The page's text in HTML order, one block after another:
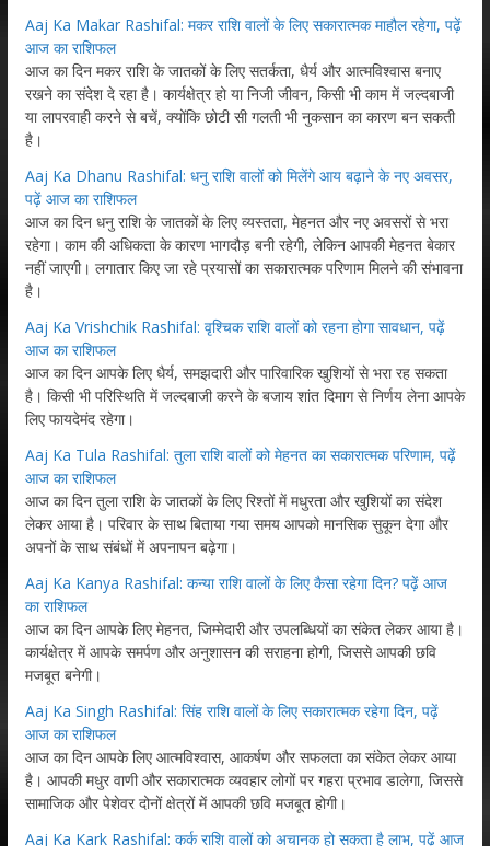
Aaj Ka Makar Rashifal: मकर राशि वालों के लिए सकारात्मक माहौल रहेगा, पढ़ें
आज का राशिफल
आज का दिन मकर राशि के जातकों के लिए सतर्कता, धैर्य और आत्मविश्वास बनाए
रखने का संदेश दे रहा है। कार्यक्षेत्र हो या निजी जीवन, किसी भी काम में जल्दबाजी
या लापरवाही करने से बचें, क्योंकि छोटी सी गलती भी नुकसान का कारण बन सकती
है।
Aaj Ka Dhanu Rashifal: धनु राशि वालों को मिलेंगे आय बढ़ाने के नए अवसर,
पढ़ें आज का राशिफल
आज का दिन धनु राशि के जातकों के लिए व्यस्तता, मेहनत और नए अवसरों से भरा
रहेगा। काम की अधिकता के कारण भागदौड़ बनी रहेगी, लेकिन आपकी मेहनत बेकार
नहीं जाएगी। लगातार किए जा रहे प्रयासों का सकारात्मक परिणाम मिलने की संभावना
है।
Aaj Ka Vrishchik Rashifal: वृश्चिक राशि वालों को रहना होगा सावधान, पढ़ें
आज का राशिफल
आज का दिन आपके लिए धैर्य, समझदारी और पारिवारिक खुशियों से भरा रह सकता
है। किसी भी परिस्थिति में जल्दबाजी करने के बजाय शांत दिमाग से निर्णय लेना आपके
लिए फायदेमंद रहेगा।
Aaj Ka Tula Rashifal: तुला राशि वालों को मेहनत का सकारात्मक परिणाम, पढ़ें
आज का राशिफल
आज का दिन तुला राशि के जातकों के लिए रिश्तों में मधुरता और खुशियों का संदेश
लेकर आया है। परिवार के साथ बिताया गया समय आपको मानसिक सुकून देगा और
अपनों के साथ संबंधों में अपनापन बढ़ेगा।
Aaj Ka Kanya Rashifal: कन्या राशि वालों के लिए कैसा रहेगा दिन? पढ़ें आज
का राशिफल
आज का दिन आपके लिए मेहनत, जिम्मेदारी और उपलब्धियों का संकेत लेकर आया है।
कार्यक्षेत्र में आपके समर्पण और अनुशासन की सराहना होगी, जिससे आपकी छवि
मजबूत बनेगी।
Aaj Ka Singh Rashifal: सिंह राशि वालों के लिए सकारात्मक रहेगा दिन, पढ़ें
आज का राशिफल
आज का दिन आपके लिए आत्मविश्वास, आकर्षण और सफलता का संकेत लेकर आया
है। आपकी मधुर वाणी और सकारात्मक व्यवहार लोगों पर गहरा प्रभाव डालेगा, जिससे
सामाजिक और पेशेवर दोनों क्षेत्रों में आपकी छवि मजबूत होगी।
Aaj Ka Kark Rashifal: कर्क राशि वालों को अचानक हो सकता है लाभ, पढ़ें आज